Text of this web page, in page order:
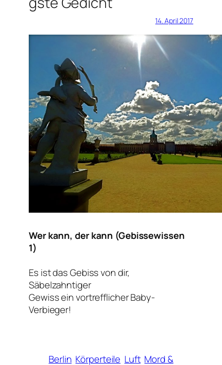
14. April 2017
Wer kann, der kann (Gebissewissen
1)
Es ist das Gebiss von dir,
Säbelzahntiger
Gewiss ein vortrefflicher Baby-
Verbieger!
Berlin Körperteile Luft Mord &